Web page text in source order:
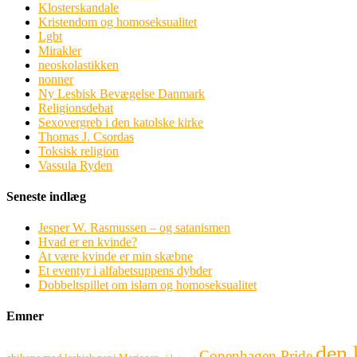
Klosterskandale
Kristendom og homoseksualitet
Lgbt
Mirakler
neoskolastikken
nonner
Ny Lesbisk Bevægelse Danmark
Religionsdebat
Sexovergreb i den katolske kirke
Thomas J. Csordas
Toksisk religion
Vassula Ryden
Seneste indlæg
Jesper W. Rasmussen – og satanismen
Hvad er en kvinde?
At være kvinde er min skæbne
Et eventyr i alfabetsuppens dybder
Dobbeltspillet om islam og homoseksualitet
Emner